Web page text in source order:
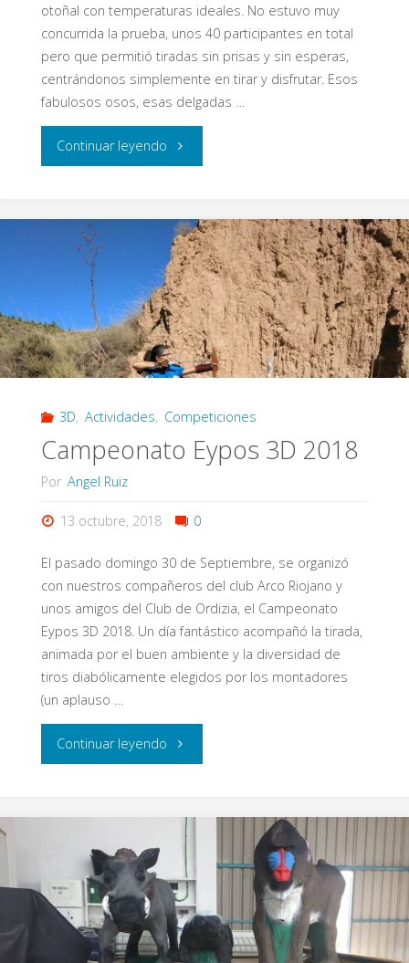
otoñal con temperaturas ideales. No estuvo muy
concurrida la prueba, unos 40 participantes en total
pero que permitió tiradas sin prisas y sin esperas,
centrándonos simplemente en tirar y disfrutar. Esos
fabulosos osos, esas delgadas …
Continuar leyendo "Trofeo
Real"
3D, Actividades, Competiciones
Campeonato Eypos 3D 2018
Por Angel Ruiz
13 octubre, 2018 0
El pasado domingo 30 de Septiembre, se organizó
con nuestros compañeros del club Arco Riojano y
unos amigos del Club de Ordizia, el Campeonato
Eypos 3D 2018. Un día fantástico acompañó la tirada,
animada por el buen ambiente y la diversidad de
tiros diabólicamente elegidos por los montadores
(un aplauso …
Continuar leyendo "Campeonato
3D
2018"